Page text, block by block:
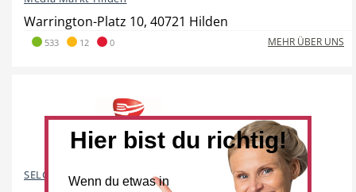
Auto Handwerk
Sport & Freizeit Gesundheit
Warrington-Platz 10, 40721 Hilden
533 12 0 MEHR ÜBER UNS
SELGROS Hilden
Hier bist du richtig!
Wenn du etwas in